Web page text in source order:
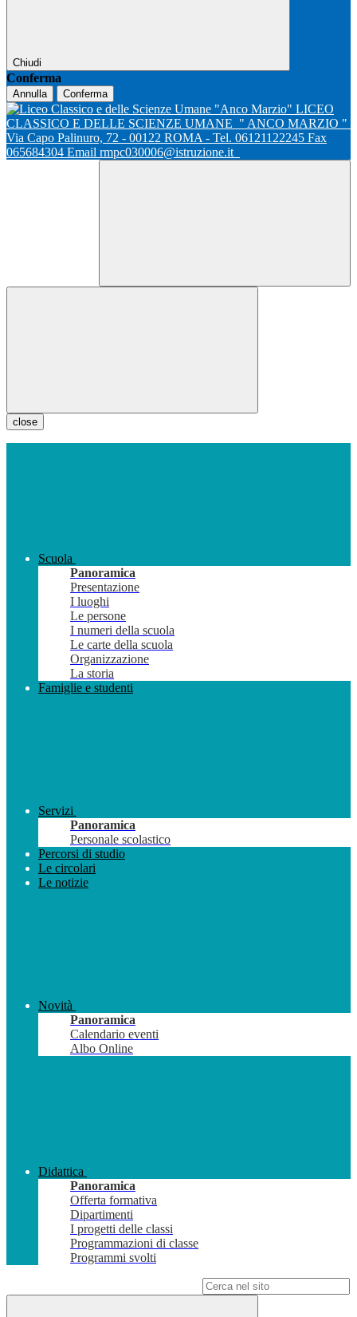
Chiudi
Conferma
Annulla Conferma
LICEO
CLASSICO E DELLE SCIENZE UMANE " ANCO MARZIO "
Via Capo Palinuro, 72 - 00122 ROMA - Tel. 06121122245 Fax
065684304 Email rmpc030006@istruzione.it
close
Scuola
Panoramica
Presentazione
I luoghi
Le persone
I numeri della scuola
Le carte della scuola
Organizzazione
La storia
Famiglie e studenti
Servizi
Panoramica
Personale scolastico
Percorsi di studio
Le circolari
Le notizie
Novità
Panoramica
Calendario eventi
Albo Online
Didattica
Panoramica
Offerta formativa
Dipartimenti
I progetti delle classi
Programmazioni di classe
Programmi svolti